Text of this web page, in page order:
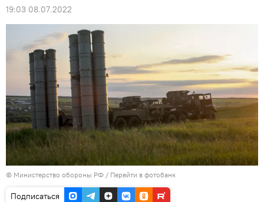
19:03 08.07.2022
© Министерство обороны РФ / Перейти в фотобанк
Подписаться